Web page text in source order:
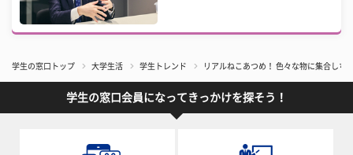
学生の窓口トップ 大学生活 学生トレンド リアルねこあつめ！ 色々な物に集合しち
学生の窓口会員になってきっかけを探そう！